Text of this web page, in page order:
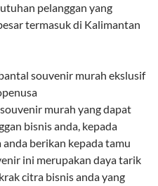
pelanggan yang
termasuk di Kalimantan
souvenir murah ekslusif
murah yang dapat
bisnis anda, kepada
berikan kepada tamu
ini merupakan daya tarik
citra bisnis anda yang